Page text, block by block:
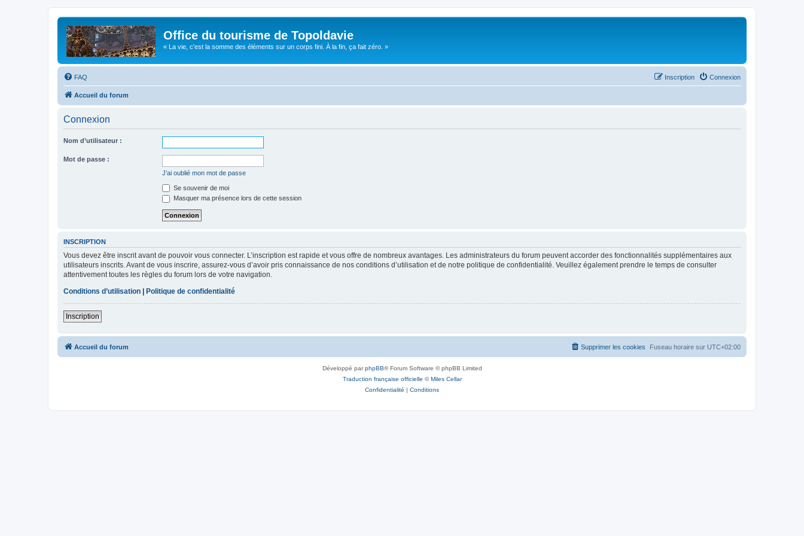
Office du tourisme de Topoldavie
« La vie, c'est la somme des éléments sur un corps fini. À la fin, ça fait zéro. »
FAQ Connexion
Inscription
Accueil du forum
Connexion
Nom d’utilisateur :
Mot de passe :
J’ai oublié mon mot de passe
Se souvenir de moi
Masquer ma présence lors de cette session
INSCRIPTION
Vous devez être inscrit avant de pouvoir vous connecter. L’inscription est rapide et vous offre de nombreux avantages. Les administrateurs du forum peuvent accorder des fonctionnalités supplémentaires aux
utilisateurs inscrits. Avant de vous inscrire, assurez-vous d’avoir pris connaissance de nos conditions d’utilisation et de notre politique de confidentialité. Veuillez également prendre le temps de consulter
attentivement toutes les règles du forum lors de votre navigation.
Conditions d’utilisation
Politique de confidentialité
Inscription
Accueil du forum Fuseau horaire sur UTC+02:00
Supprimer les cookies
Développé parphpBB® Forum Software © phpBB Limited
Traduction française officielle ©Miles Cellar
Confidentialité | Conditions